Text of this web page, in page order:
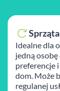
Idealne dla
jedną
preferencje
dom. Może
regulanej